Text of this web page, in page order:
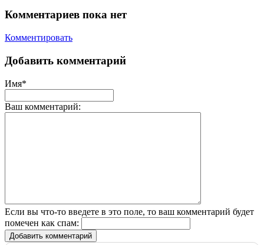
Комментариев пока нет
Комментировать
Добавить комментарий
Имя*
Ваш комментарий:
Если вы что-то введете в это поле, то ваш комментарий будет
помечен как спам:
Добавить комментарий